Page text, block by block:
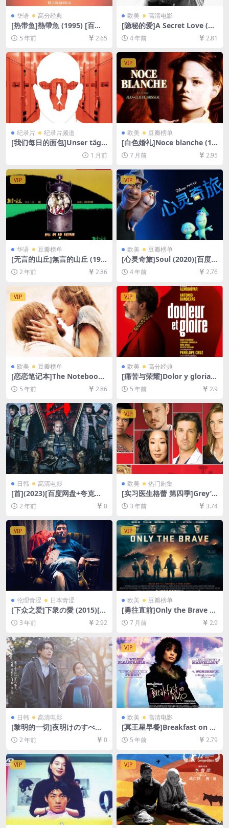
华语 高分经典
[热带鱼]熱帶魚 (1995) [百度
网盘+迅雷云盘资源1080P超
清][MP4/6.2GB][原声中字]
5 年前 2.65
欧美 高清电影
[隐秘的爱]A Secret Love (20
20)[百度网盘+迅雷云盘资源1
080P超清未删减][MP4/5.3G
B][中英字幕]
4 年前 2.81
纪录片 纪录片频道
[我们每日的面包]Unser tägli
ch Brot (2005)[百度网盘+夸
克网盘1080P超清未删减资源]
5GB][无对白]
1 月前
VIP
欧美 豆瓣榜单
[白色婚礼]Noce blanche (19
89)[百度网盘+夸克网盘1080P
超清未删减资源][网盘在线播
幕]
7 月前 2.95
VIP
华语 豆瓣榜单
[无言的山丘]無言的山丘 (199
2)[百度网盘+夸克网盘1080P
超清资源][网盘在线播放/下
载][MP4/10GB][中文字幕]
2 年前 2.86
VIP
欧美 豆瓣榜单
[心灵奇旅]Soul (2020)[百度
网盘+迅雷云盘资源1080P超
清未删减][MP4/6.5GB][中英
字幕]
4 年前 2.76
VIP
欧美 豆瓣榜单
[恋恋笔记本]The Notebook
(2004)[百度网盘+迅雷云盘资
源1080P超清][MP4/8.0GB]
[中英字幕]
5 年前 2.86
VIP
欧美 高分经典
[痛苦与荣耀]Dolor y gloria
(2019)完整版[百度网盘+迅雷
云盘资源1080P超清未删减]
[MP4/6.0GB][中文字幕]
5 年前 2.9
日韩 高清电影
[首](2023)[百度网盘+夸克网
盘1080P超清未删减资源][网
盘在线播放/下载][MP4/5.3G
2 年前 0
VIP
欧美 热门剧集
[实习医生格蕾 第四季]Grey’s
Anatomy Season 4 (2007)
[百度网盘+夸克网盘1080P超
下载][MP4/47GB][奈飞官方
中字]
3 年前 3.74
VIP
伦理青涩 日本青涩
[下众之爱]下衆の愛 (2015)[百
度网盘+迅雷云盘资源1080P
超清未删减][MP4/2.6GB][中
文字幕]
3 年前 2.92
VIP
欧美 豆瓣榜单
[勇往直前]Only the Brave (2
017)[百度网盘+夸克网盘1080
P超清未删减资源][网盘在线播
放/下载][MP4/9.6GB][中英字
幕]
7 月前 2.9
日韩 高清电影
[黎明的一切]夜明けのすべて
(2024)[百度网盘+夸克网盘10
80P超清未删减资源][网盘在
线播放/下载][MP4/7.7GB][中
文字幕]
2 年前 0
VIP
欧美 高清电影
[冥王星早餐]Breakfast on Pl
uto (2005)[百度网盘+迅雷云
盘资源1080P超清未删减][MP
4/7.7GB][原声中字]
5 年前 2.79
VIP VIP